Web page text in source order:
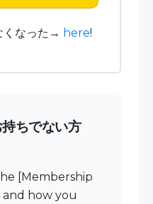
くなった→ here!
ちでない方
[Membership
how you